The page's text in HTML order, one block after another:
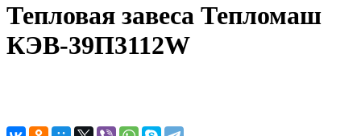
Тепловая завеса Тепломаш
КЭВ-39П3112W